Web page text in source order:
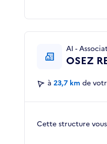
AI -
OSEZ
à 23,7 km de
Cette structure